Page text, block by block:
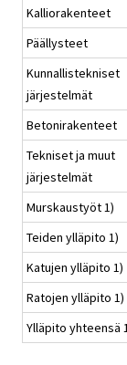
Kalliorakenteet
Päällysteet
Kunnallistekniset
järjestelmät
Betonirakenteet
Tekniset ja muut
järjestelmät
Murskaustyöt 1)
Teiden ylläpito 1)
Katujen ylläpito 1)
Ratojen ylläpito 1)
Ylläpito yhteensä